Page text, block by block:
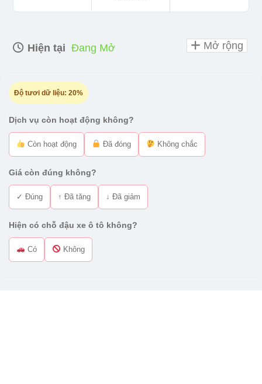
Hiện tại Đang Mở
Độ tươi dữ liệu: 20%
Dịch vụ còn hoạt động không?
Còn hoạt động Đã đóng Không chắc
Giá còn đúng không?
✓ Đúng ↑ Đã tăng ↓ Đã giảm
Hiện có chỗ đậu xe ô tô không?
Có Không
Mở rộng